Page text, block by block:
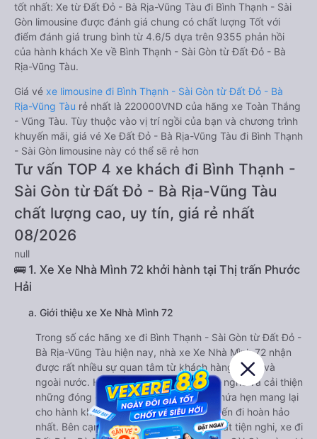
tốt nhất: Xe từ Đất Đỏ - Bà Rịa-Vũng Tàu đi Bình Thạnh - Sài
Gòn limousine được đánh giá chung có chất lượng Tốt với
điểm đánh giá trung bình từ 4.6/5 dựa trên 9355 phản hồi
của hành khách Xe về Bình Thạnh - Sài Gòn từ Đất Đỏ - Bà
Rịa-Vũng Tàu.
Giá vé xe limousine đi Bình Thạnh - Sài Gòn từ Đất Đỏ - Bà
Rịa-Vũng Tàu rẻ nhất là 220000VND của hãng xe Toàn Thắng
- Vũng Tàu. Tùy thuộc vào vị trí ngồi của bạn và chương trình
khuyến mãi, giá vé Xe Đất Đỏ - Bà Rịa-Vũng Tàu đi Bình Thạnh
- Sài Gòn limousine này có thể sẽ rẻ hơn
Tư vấn TOP 4 xe khách đi Bình Thạnh -
Sài Gòn từ Đất Đỏ - Bà Rịa-Vũng Tàu
chất lượng cao, uy tín, giá rẻ nhất
08/2026
null
🚌 1. Xe Xe Nhà Mình 72 khởi hành tại Thị trấn Phước
Hải
a. Giới thiệu xe Xe Nhà Mình 72
Trong số các hãng xe đi Bình Thạnh - Sài Gòn từ Đất Đỏ -
Bà Rịa-Vũng Tàu hiện nay, nhà xe Xe Nhà Mình 72 nhận
được rất nhiều sự quan tâm từ khách hàng trong và
ngoài nước. Hãng xe luôn sẵn sàng lắng nghe và cải thiện
những đóng góp ý kiến từ khách hàng, hứa hẹn mang lại
cho hành khách những trải nghiệm chuyến đi hoàn hảo
nhất. Bên cạnh dàn xe chất lượng, nội thất tiện nghi, xe đi